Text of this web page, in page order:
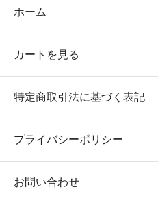
ホーム
カートを見る
特定商取引法に基づく表記
プライバシーポリシー
お問い合わせ